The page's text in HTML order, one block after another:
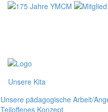
Unsere Kita
Unsere pädagogische Arbeit/
Teiloffenes Konzept